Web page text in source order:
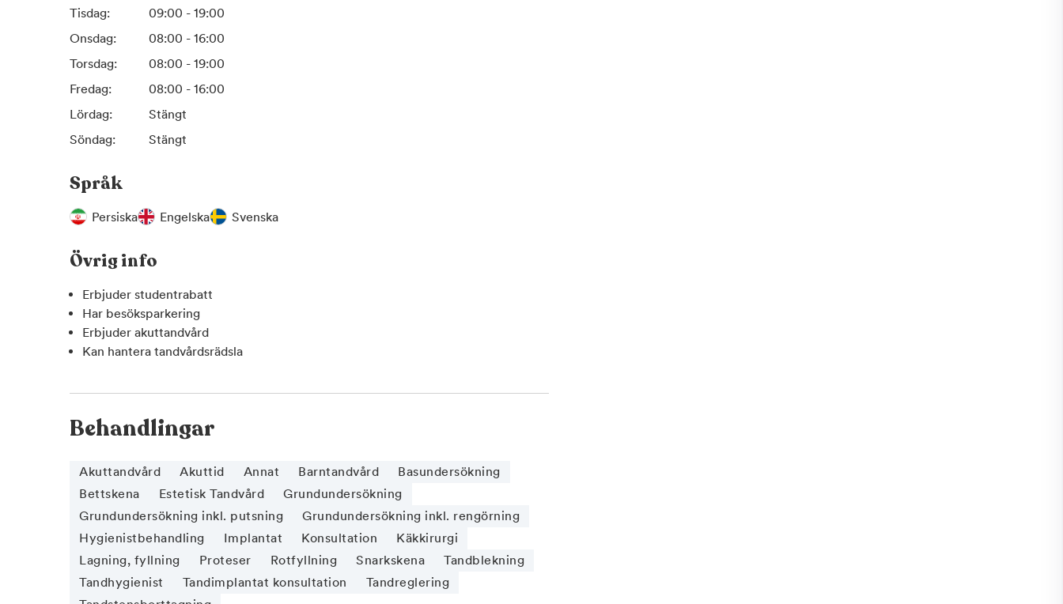
Tisdag:
09:00 - 19:00
Onsdag:
08:00 - 16:00
Torsdag:
08:00 - 19:00
Fredag:
08:00 - 16:00
Lördag:
Stängt
Söndag:
Stängt
Språk
Persiska Engelska Svenska
Övrig info
Erbjuder studentrabatt
Har besöksparkering
Erbjuder akuttandvård
Kan hantera tandvårdsrädsla
Behandlingar
Akuttandvård Akuttid Annat Barntandvård
Basundersökning
Bettskena
Estetisk Tandvård
Grundundersökning
Grundundersökning inkl. putsning
Grundundersökning inkl. rengörning
Hygienistbehandling
Implantat Konsultation
Käkkirurgi
Lagning, fyllning
Proteser Rotfyllning Snarkskena
Tandblekning
Tandhygienist
Tandimplantat konsultation
Tandreglering